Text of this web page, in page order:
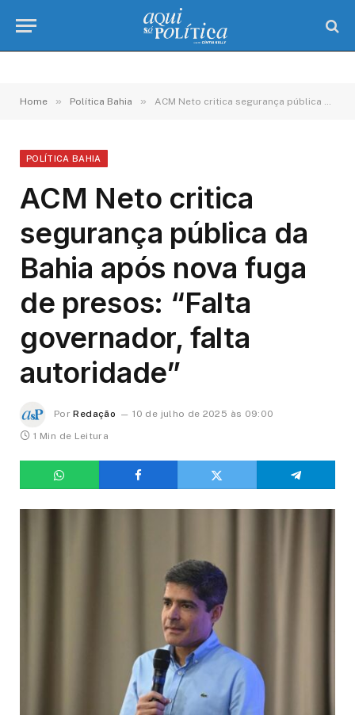
Home » Política Bahia » ACM Neto critica segurança pública da Bahia após nova fuga de presos: “Falta governador, falta autoridade”
POLÍTICA BAHIA
ACM Neto critica
segurança pública da
Bahia após nova fuga
de presos: “Falta
governador, falta
autoridade”
Por Redação
10 de julho de 2025 às 09:00
1 Min de Leitura